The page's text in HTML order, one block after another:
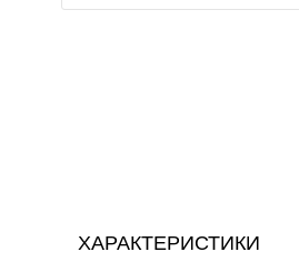
ХАРАКТЕРИСТИКИ